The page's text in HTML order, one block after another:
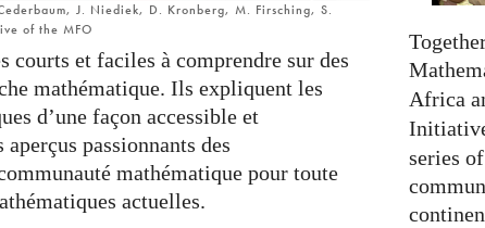
J. Niediek, D. Kronberg, M. Firsching, S.
of the MFO
courts et faciles à comprendre sur des
mathématique. Ils expliquent les
d’une façon accessible et
passionnants des
mathématique pour toute
actuelles.
Africa
series